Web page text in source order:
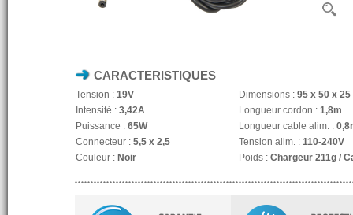
CARACTERISTIQUES
Tension : 19V Dimensions : 95 x 50 x 25
Intensité : 3,42A Longueur cordon : 1,8m
Puissance : 65W Longueur cable alim. :
Connecteur : 5,5 x 2,5 Tension alim. : 110-240V
Couleur : Noir Poids : Chargeur 211g /